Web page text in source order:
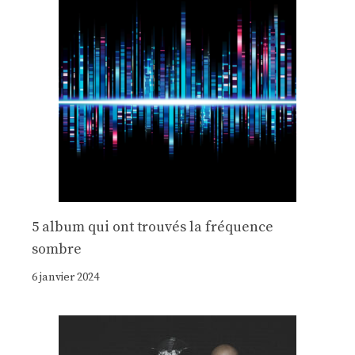
5 album qui ont trouvés la fréquence
sombre
6 janvier 2024